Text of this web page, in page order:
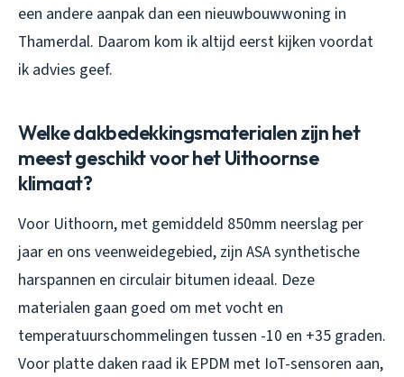
een andere aanpak dan een nieuwbouwwoning in
Thamerdal. Daarom kom ik altijd eerst kijken voordat
ik advies geef.
Welke dakbedekkingsmaterialen zijn het
meest geschikt voor het Uithoornse
klimaat?
Voor Uithoorn, met gemiddeld 850mm neerslag per
jaar en ons veenweidegebied, zijn ASA synthetische
harspannen en circulair bitumen ideaal. Deze
materialen gaan goed om met vocht en
temperatuurschommelingen tussen -10 en +35 graden.
Voor platte daken raad ik EPDM met IoT-sensoren aan,